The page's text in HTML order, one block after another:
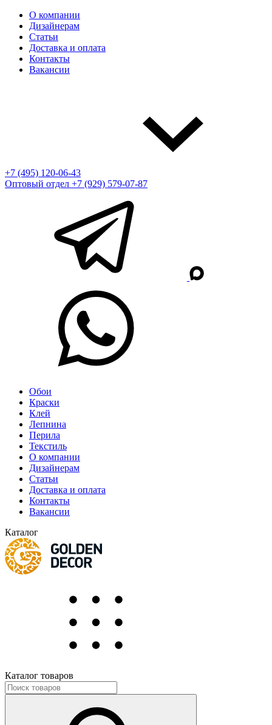
О компании
Дизайнерам
Статьи
Доставка и оплата
Контакты
Вакансии
+7 (495) 120-06-43
Оптовый отдел +7 (929) 579-07-87
Обои
Краски
Клей
Лепнина
Перила
Текстиль
О компании
Дизайнерам
Статьи
Доставка и оплата
Контакты
Вакансии
Каталог
Каталог товаров